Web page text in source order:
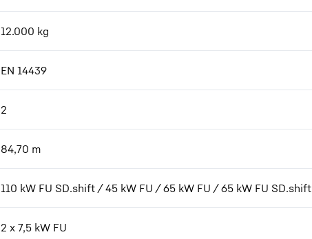
12.000 kg
EN 14439
2
84,70 m
110 kW FU SD.shift / 45 kW FU / 65 kW FU / 65 kW FU SD.shift
2 x 7,5 kW FU